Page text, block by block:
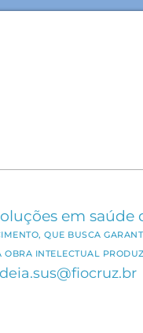
em saúde
QUE BUSCA
INTELECTUAL